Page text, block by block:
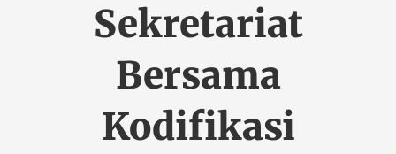
Sekretariat
Bersama
Kodifikasi